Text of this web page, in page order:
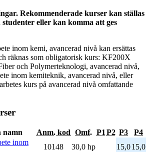
Rekommenderade kurser kan ställas
eller kan komma att ges
inom kemi, avancerad nivå kan ersättas
räknas som obligatorisk kurs: KF200X
och Polymerteknologi, avancerad nivå,
inom kemiteknik, avancerad nivå, eller
kurs på avancerad nivå omfattande
namn Anm. kod Omf. P1 P2 P3
P4
inom
10148 30,0 hp 15,015,0